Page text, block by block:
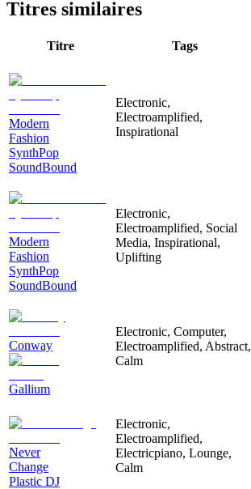
Titres similaires
Titre Tags
Modern
Fashion
SynthPop
SoundBound
Electronic,
Electroamplified,
Inspirational
Modern
Fashion
SynthPop
SoundBound
Electronic,
Electroamplified, Social
Media, Inspirational,
Uplifting
Conway
Gallium
Electronic, Computer,
Electroamplified, Abstract,
Calm
Never
Change
Plastic DJ
Electronic,
Electroamplified,
Electricpiano, Lounge,
Calm